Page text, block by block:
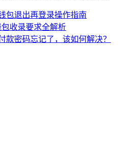
包退出再登录操作指南
包收录要求全解析
款密码忘记了，该如何解决？